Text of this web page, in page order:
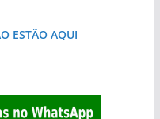
ESTÃO AQUI